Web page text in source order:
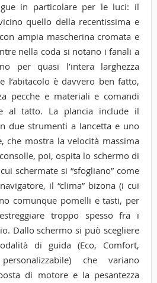
in particolare per le luci: il
quello della recentissima e
ampia mascherina cromata e
nella coda si notano i fanali a
per quasi l’intera larghezza
l’abitacolo è davvero ben fatto,
pecche e materiali e comandi
al tatto. La plancia include il
due strumenti a lancetta e uno
che mostra la velocità massima
poi, ospita lo schermo di
schermate si “sfogliano” come
il “clima” bizona (i cui
comunque pomelli e tasti, per
troppo spesso fra i
Dallo schermo si può scegliere
di guida (Eco, Comfort,
che variano
di motore e la pesantezza